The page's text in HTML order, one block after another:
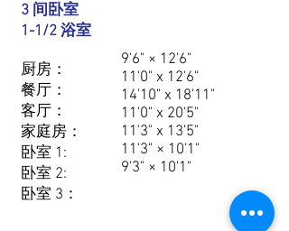
3 间卧室
1-1/2 浴室
厨房：
餐厅：
客厅：
家庭房：
卧室 1:
卧室 2:
卧室 3：
9'6" × 12'6"
11'0" x 12'6"
14'10" x 18'11"
11'0" x 20'5"
11'3" x 13'5"
11'3" × 10'1"
9'3" × 10'1"